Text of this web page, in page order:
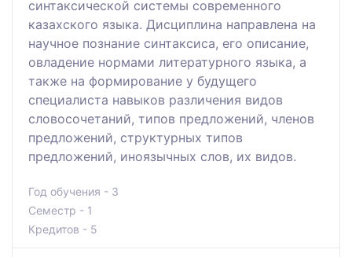
синтаксической системы современного
казахского языка. Дисциплина направлена на
научное познание синтаксиса, его описание,
овладение нормами литературного языка, а
также на формирование у будущего
специалиста навыков различения видов
словосочетаний, типов предложений, членов
предложений, структурных типов
предложений, иноязычных слов, их видов.
Год обучения - 3
Семестр - 1
Кредитов - 5